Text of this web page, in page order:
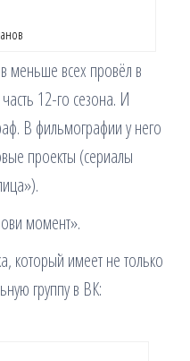
меньше всех провёл в
12-го сезона. И
В фильмографии у него
проекты (сериалы
момент».
который имеет не только
группу в ВК: